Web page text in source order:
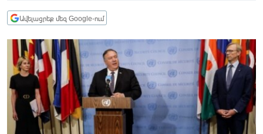
ՂԱՐԱԲԱՂ
ՏԱՐԱԾԱՇՐՋԱՆ
ՄԻՋԱԶԳԱՅԻՆ
ՄՇԱԿՈՒՅԹ
ՍՊՈՐՏ
Ավելացրեք մեզ Google-ում